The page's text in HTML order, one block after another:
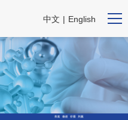
中文 | English